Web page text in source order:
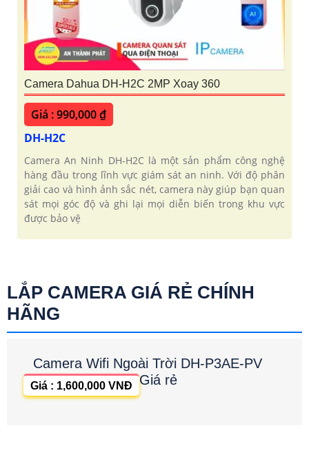
Camera Dahua DH-H2C 2MP Xoay 360
Giá : 990,000 ₫
DH-H2C
Camera An Ninh DH-H2C là một sản phẩm công nghệ
hàng đầu trong lĩnh vực giám sát an ninh. Với độ phân
giải cao và hình ảnh sắc nét, camera này giúp bạn quan
sát mọi góc độ và ghi lại mọi diễn biến trong khu vực
được bảo vệ
LẮP CAMERA GIÁ RẺ CHÍNH
HÃNG
Camera Wifi Ngoài Trời DH-P3AE-PV
Giá rẻ
Giá : 1,600,000 VNĐ